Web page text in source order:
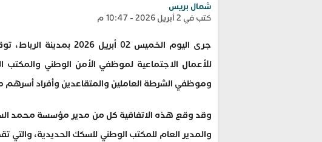
شمال بريس
كتب في 2 أبريل 2026 - 10:47 م
جرى اليوم الخميس 02
للأعمال الاجتماعية لموظفي الأمن الوطني
وموظفي الشرطة العاملين والمتقاعدين وأفراد
وقد وقع هذه الاتفاقية كل من مدير مؤسسة محمد
والمدير العام للمكتب الوطني للسكك الحديدية،